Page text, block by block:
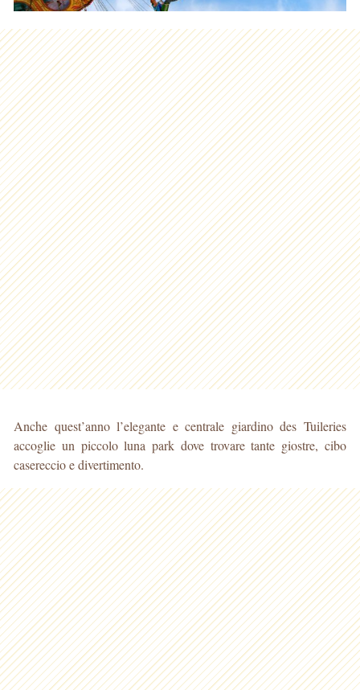
Anche quest’anno l’elegante e centrale giardino des Tuileries
accoglie un piccolo luna park dove trovare tante giostre, cibo
casereccio e divertimento.